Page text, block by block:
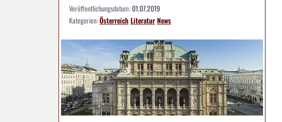
Veröffentlichungsdatum:01.07.2019
Kategorien:ÖsterreichLiteraturNews